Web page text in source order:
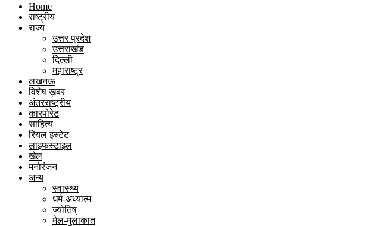
Home
राष्ट्रीय
राज्य
उत्तर प्रदेश
उत्तराखंड
दिल्ली
महाराष्ट्र
लखनऊ
विशेष ख़बर
अंतरराष्ट्रीय
कारपोरेट
साहित्य
रियल इस्टेट
लाइफस्टाइल
खेल
मनोरंजन
अन्य
स्वास्थ्य
धर्म-अध्यात्म
ज्योतिष्
मेल-मुलाकात